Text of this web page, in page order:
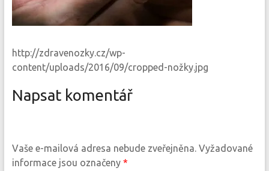
http://zdravenozky.cz/wp-
content/uploads/2016/09/cropped-nožky.jpg
Napsat komentář
Vaše e-mailová adresa nebude zveřejněna. Vyžadované
informace jsou označeny *